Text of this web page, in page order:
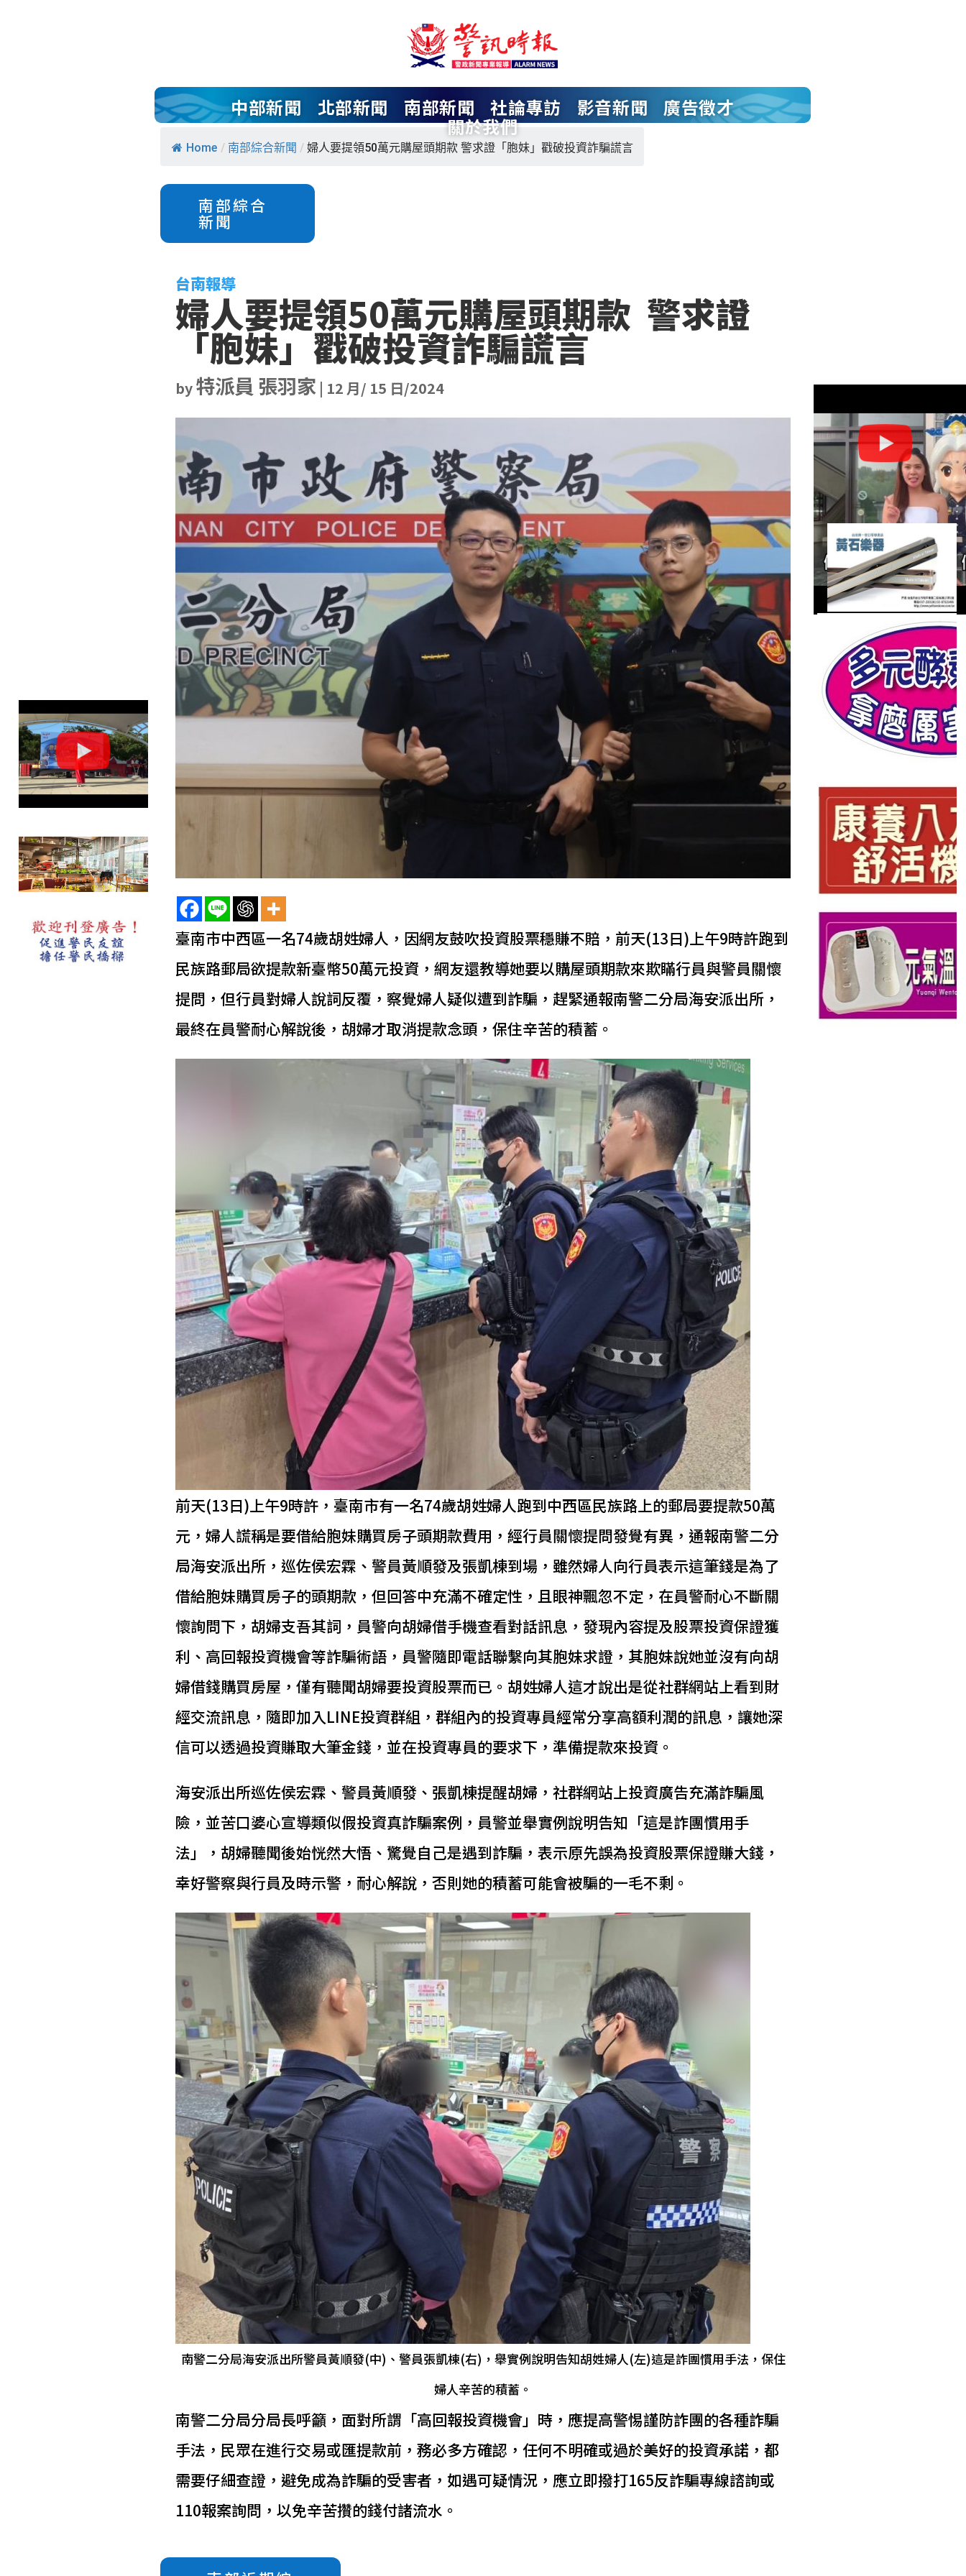
中部新聞 北部新聞 南部新聞 社論專訪 影音新聞 廣告徵才
關於我們
Home / 南部綜合新聞 / 婦人要提領50萬元購屋頭期款 警求證「胞妹」戳破投資詐騙謊言
南部綜合
新聞
台南報導
婦人要提領50萬元購屋頭期款 警求證
「胞妹」戳破投資詐騙謊言
by特派員 張羽家 | 12 月/ 15 日/2024
臺南市中西區一名74歲胡姓婦人，因網友鼓吹投資股票穩賺不賠，前天(13日)上午9時許跑到
民族路郵局欲提款新臺幣50萬元投資，網友還教導她要以購屋頭期款來欺瞞行員與警員關懷
提問，但行員對婦人說詞反覆，察覺婦人疑似遭到詐騙，趕緊通報南警二分局海安派出所，
最終在員警耐心解說後，胡婦才取消提款念頭，保住辛苦的積蓄。
前天(13日)上午9時許，臺南市有一名74歲胡姓婦人跑到中西區民族路上的郵局要提款50萬
元，婦人謊稱是要借給胞妹購買房子頭期款費用，經行員關懷提問發覺有異，通報南警二分
局海安派出所，巡佐侯宏霖、警員黃順發及張凱棟到場，雖然婦人向行員表示這筆錢是為了
借給胞妹購買房子的頭期款，但回答中充滿不確定性，且眼神飄忽不定，在員警耐心不斷關
懷詢問下，胡婦支吾其詞，員警向胡婦借手機查看對話訊息，發現內容提及股票投資保證獲
利、高回報投資機會等詐騙術語，員警隨即電話聯繫向其胞妹求證，其胞妹說她並沒有向胡
婦借錢購買房屋，僅有聽聞胡婦要投資股票而已。胡姓婦人這才說出是從社群網站上看到財
經交流訊息，隨即加入LINE投資群組，群組內的投資專員經常分享高額利潤的訊息，讓她深
信可以透過投資賺取大筆金錢，並在投資專員的要求下，準備提款來投資。
海安派出所巡佐侯宏霖、警員黃順發、張凱棟提醒胡婦，社群網站上投資廣告充滿詐騙風
險，並苦口婆心宣導類似假投資真詐騙案例，員警並舉實例說明告知「這是詐團慣用手
法」，胡婦聽聞後始恍然大悟、驚覺自己是遇到詐騙，表示原先誤為投資股票保證賺大錢，
幸好警察與行員及時示警，耐心解說，否則她的積蓄可能會被騙的一毛不剩。
南警二分局海安派出所警員黃順發(中)、警員張凱棟(右)，舉實例說明告知胡姓婦人(左)這是詐團慣用手法，保住
婦人辛苦的積蓄。
南警二分局分局長呼籲，面對所謂「高回報投資機會」時，應提高警惕謹防詐團的各種詐騙
手法，民眾在進行交易或匯提款前，務必多方確認，任何不明確或過於美好的投資承諾，都
需要仔細查證，避免成為詐騙的受害者，如遇可疑情況，應立即撥打165反詐騙專線諮詢或
110報案詢問，以免辛苦攢的錢付諸流水。